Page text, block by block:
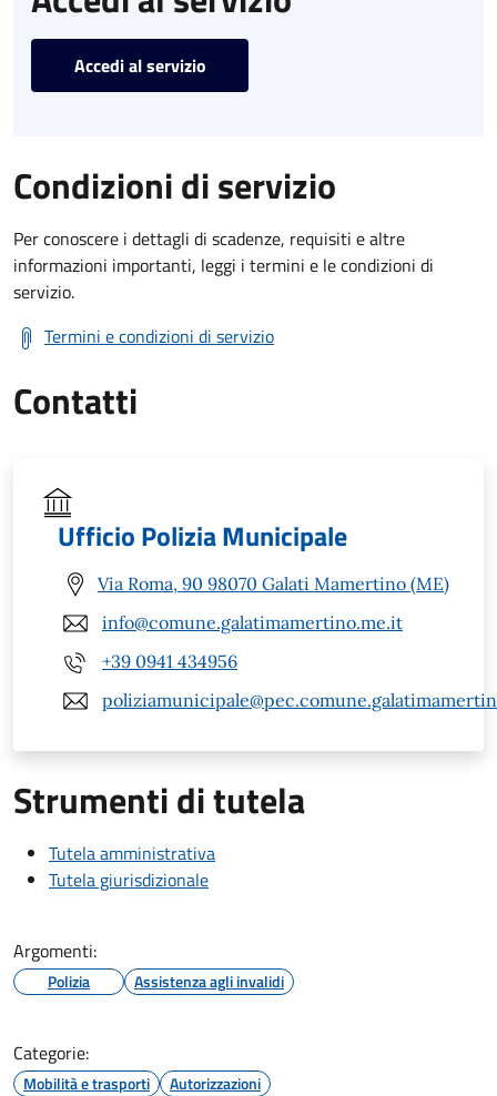
Accedi al servizio
Condizioni di servizio
Per conoscere i dettagli di scadenze, requisiti e altre
informazioni importanti, leggi i termini e le condizioni di
servizio.
Termini e condizioni di servizio
Contatti
Ufficio Polizia Municipale
Via Roma, 90 98070 Galati Mamertino (ME)
info@comune.galatimamertino.me.it
+39 0941 434956
Strumenti di tutela
Tutela amministrativa
Tutela giurisdizionale
Argomenti:
Polizia Assistenza agli invalidi
Categorie:
Mobilità e trasporti
Autorizzazioni